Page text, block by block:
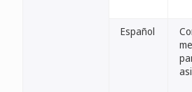
Español